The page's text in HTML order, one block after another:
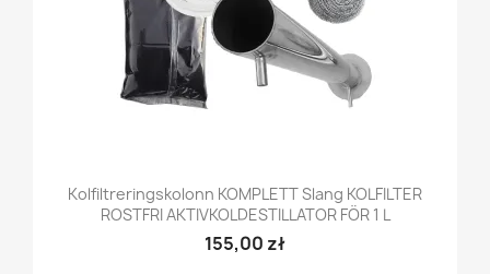
Kolfiltreringskolonn KOMPLETT Slang KOLFILTER
ROSTFRI AKTIVKOLDESTILLATOR FÖR 1 L
155,00 zł